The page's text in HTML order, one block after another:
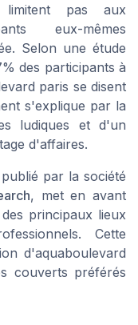
pas aux
eux-mêmes
Selon une étude
des participants à
paris se disent
s'explique par la
ludiques et d'un
d'affaires.
publié par la société
, met en avant
principaux lieux
Cette
d'aquaboulevard
couverts préférés